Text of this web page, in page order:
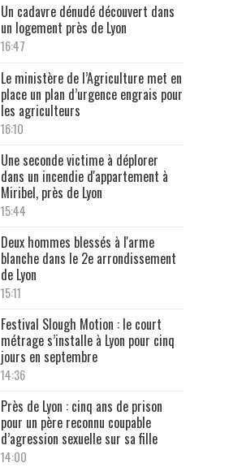
Un cadavre dénudé découvert dans
un logement près de Lyon
16:47
Le ministère de l’Agriculture met en
place un plan d’urgence engrais pour
les agriculteurs
16:10
Une seconde victime à déplorer
dans un incendie d'appartement à
Miribel, près de Lyon
15:44
Deux hommes blessés à l'arme
blanche dans le 2e arrondissement
de Lyon
15:11
Festival Slough Motion : le court
métrage s’installe à Lyon pour cinq
jours en septembre
14:36
Près de Lyon : cinq ans de prison
pour un père reconnu coupable
d’agression sexuelle sur sa fille
14:00